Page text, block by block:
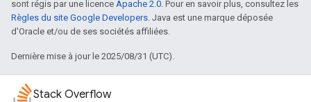
sont régis par une licence Apache 2.0. Pour en savoir plus, consultez les
Règles du site Google Developers. Java est une marque déposée
d'Oracle et/ou de ses sociétés affiliées.
Dernière mise à jour le 2025/08/31 (UTC).
Stack Overflow